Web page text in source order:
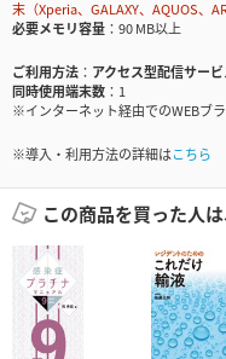
末（Xperia、GALAXY、AQUOS、
必要メモリ容量
90 MB以上
ご利用方法
アクセス型配信サービ
同時使用端末数
1
※インターネット経由でのWEBブ
※導入・利用方法の詳細はこちら
この商品を買った人